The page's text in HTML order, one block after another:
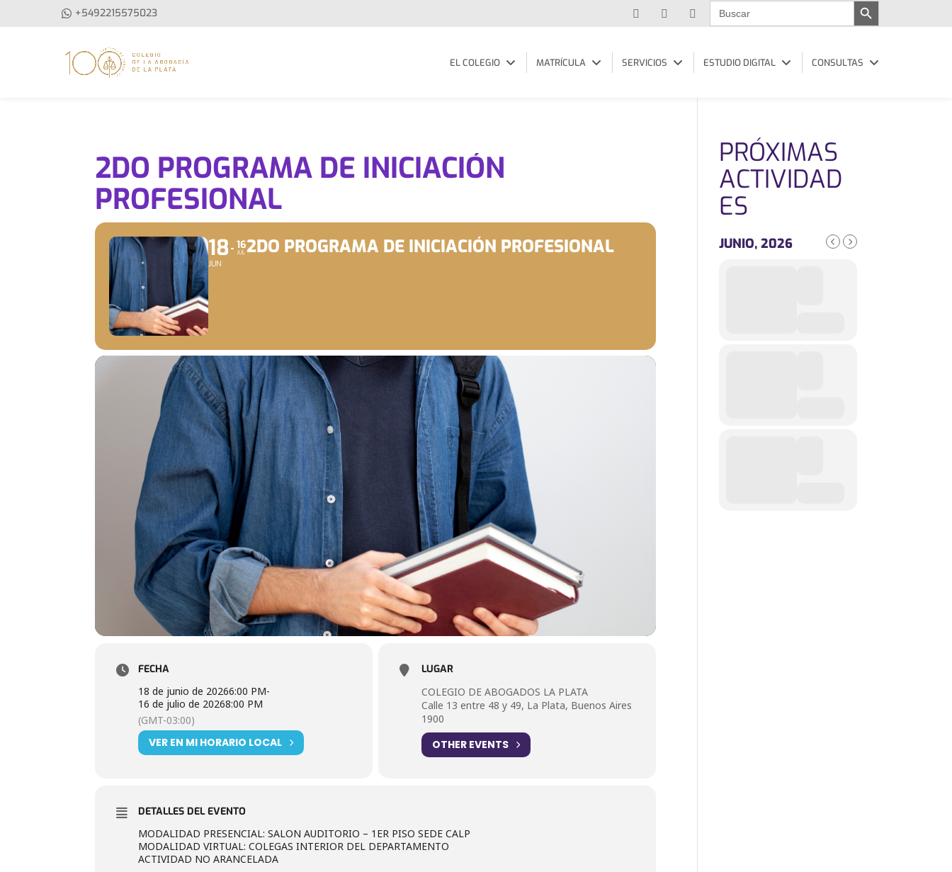
+5492215575023
Buscar:
EL COLEGIO MATRÍCULA SERVICIOS ESTUDIO DIGITAL CONSULTAS
2DO PROGRAMA DE INICIACIÓN
PROFESIONAL
18
JUN
16
JUL 2DO PROGRAMA DE INICIACIÓN PROFESIONAL
FECHA
18 de junio de 20266:00 PM-
16 de julio de 20268:00 PM
(GMT-03:00)
VER EN MI HORARIO LOCAL
LUGAR
COLEGIO DE ABOGADOS LA PLATA
Calle 13 entre 48 y 49, La Plata, Buenos Aires
1900
OTHER EVENTS
DETALLES DEL EVENTO
MODALIDAD PRESENCIAL: SALON AUDITORIO – 1ER PISO SEDE CALP
MODALIDAD VIRTUAL: COLEGAS INTERIOR DEL DEPARTAMENTO
ACTIVIDAD NO ARANCELADA
PRÓXIMAS
ACTIVIDAD
ES
JUNIO, 2026